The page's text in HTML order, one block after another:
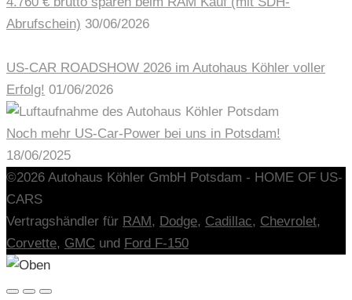
Abrufschein) 30/06/2026
US-CAR ROADSHOW 2026 im Autohaus Köhler voller
Erfolg! 01/06/2026
Noch mehr US-Car-Power bei uns in Potsdam!
18/06/2025
©2026 Autohaus Köhler GmbH Potsdam - HOME OF US-
CARS
Vertragshändler für RAM, Dodge, Cadillac, Chevrolet,
Corvette, GMC und Ford F-150